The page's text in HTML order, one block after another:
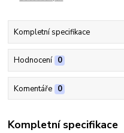
Kompletní specifikace
Hodnocení 0
Komentáře 0
Kompletní specifikace